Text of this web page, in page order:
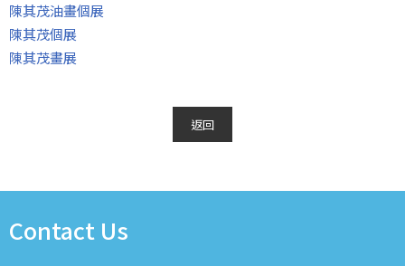
陳其茂油畫個展
陳其茂個展
陳其茂畫展
返回
Contact Us